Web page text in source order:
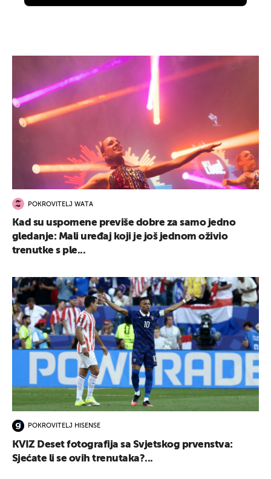
POKROVITELJ WATA
Kad su uspomene previše dobre za samo jedno
gledanje: Mali uređaj koji je još jednom oživio
trenutke s ple...
POKROVITELJ HISENSE
KVIZ Deset fotografija sa Svjetskog prvenstva:
Sjećate li se ovih trenutaka?...